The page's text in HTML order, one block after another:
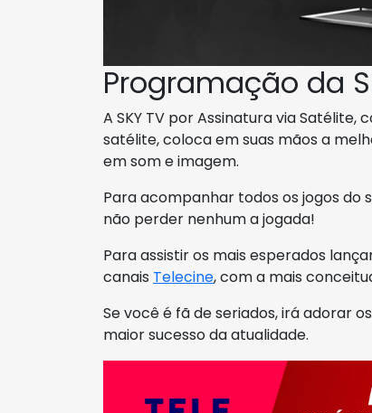
Programação da
A SKY TV por Assinatura via
satélite, coloca em suas mãos a
em som e imagem.
Para acompanhar todos os jogos do
não perder nenhum a jogada!
Para assistir os mais esperados
canais Telecine, com a mais
Se você é fã de seriados, irá adorar
maior sucesso da atualidade.